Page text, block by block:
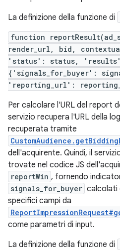
La definizione della funzione di
function
render_url, bid,
'status': status,
{'signals_for_buyer':
'reporting_url':
Per calcolare l'URL del report
servizio recupera l'URL della
recuperata tramite
dell'acquirente. Quindi, il
trovate nel codice JS
reportWin , fornendo
signals_for_buyer calcolati
specifici campi da
come parametri di input.
La definizione della funzione di